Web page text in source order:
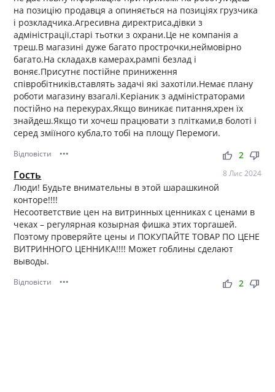
на позицію продавця а опиняється на позиціях грузчика
і розкладчика.Агресивна директриса,дівки з
адміністрації,старі тьотки з охрани.Це не компанія а
треш.В магазині дуже багато прострочки,неймовірно
багато.На складах,в камерах,рампі безлад і
воняє.Присутнє постійне приниження
співробітників,ставлять задачі які захотіли.Немає плану
роботи магазину взагалі.Керіаник з адміністраторами
постійно на перекурах.Якщо виникає питання,хрен їх
знайдеш.Якщо ти хочеш працювати з плітками,в болоті і
серед зміїного кубла,то тобі на площу Перемоги.
Відповісти ••• thumb_up thumb_down
2
Гость 8 Лис 2024
Люди! Будьте внимательны в этой шарашкиной
конторе!!!!
Несоответствие цен на витринных ценниках с ценами в
чеках – регулярная козырная фишка этих торгашей.
Поэтому проверяйте цены и ПОКУПАЙТЕ ТОВАР ПО ЦЕНЕ
ВИТРИННОГО ЦЕННИКА!!!! Может гоблины сделают
выводы.
Відповісти ••• thumb_up thumb_down
2